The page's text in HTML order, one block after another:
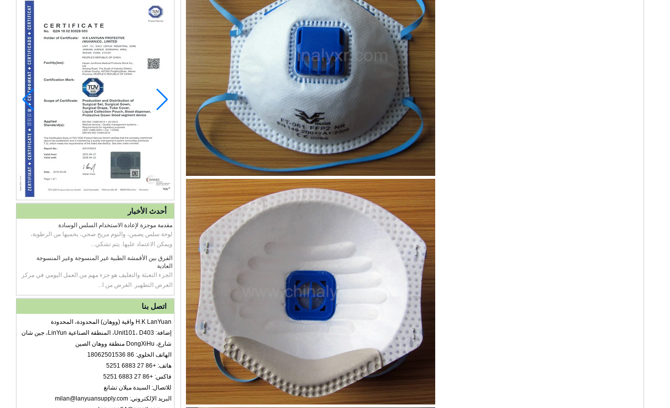
أحدث الأخبار
مقدمة موجزة لإعادة الاستخدام السلس الوسادة
لوحة سلس يضمن، والنوم مريح صحي، يحميها من الرطوبة،
ويمكن الاعتماد عليها. يتم تشكي...
الفرق بين الأقمشة الطبية غير المنسوجة وغير المنسوجة
العادية
الجزء التعبئة والتغليف هو جزء مهم من العمل اليومي في مركز
العرض التطهير. الغرض من ا...
اتصل بنا
H.K LanYuan واقية (ووهان) المحدودة، المحدودة
إضافة: Unit101، D403، المنطقة الصناعية LinYun، جين شان
شارع، DongXiHu منطقة ووهان الصين
الهاتف الخلوي: 86 18062501536
هاتف: +86 27 6883 5251
فاكس: +86 27 6883 5251
للاتصال: السيدة ميلان تشانغ
البريد الإلكتروني: milan@lanyuansupply.com